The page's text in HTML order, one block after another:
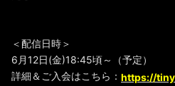
＜配信日時＞
6月12日(金)18:45頃～（予定）
詳細＆ご入会はこちら： https://